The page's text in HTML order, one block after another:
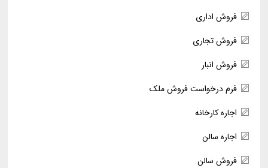
فروش اداری
فروش تجاری
فروش انبار
فرم درخواست فروش ملک
اجاره کارخانه
اجاره سالن
فروش سالن